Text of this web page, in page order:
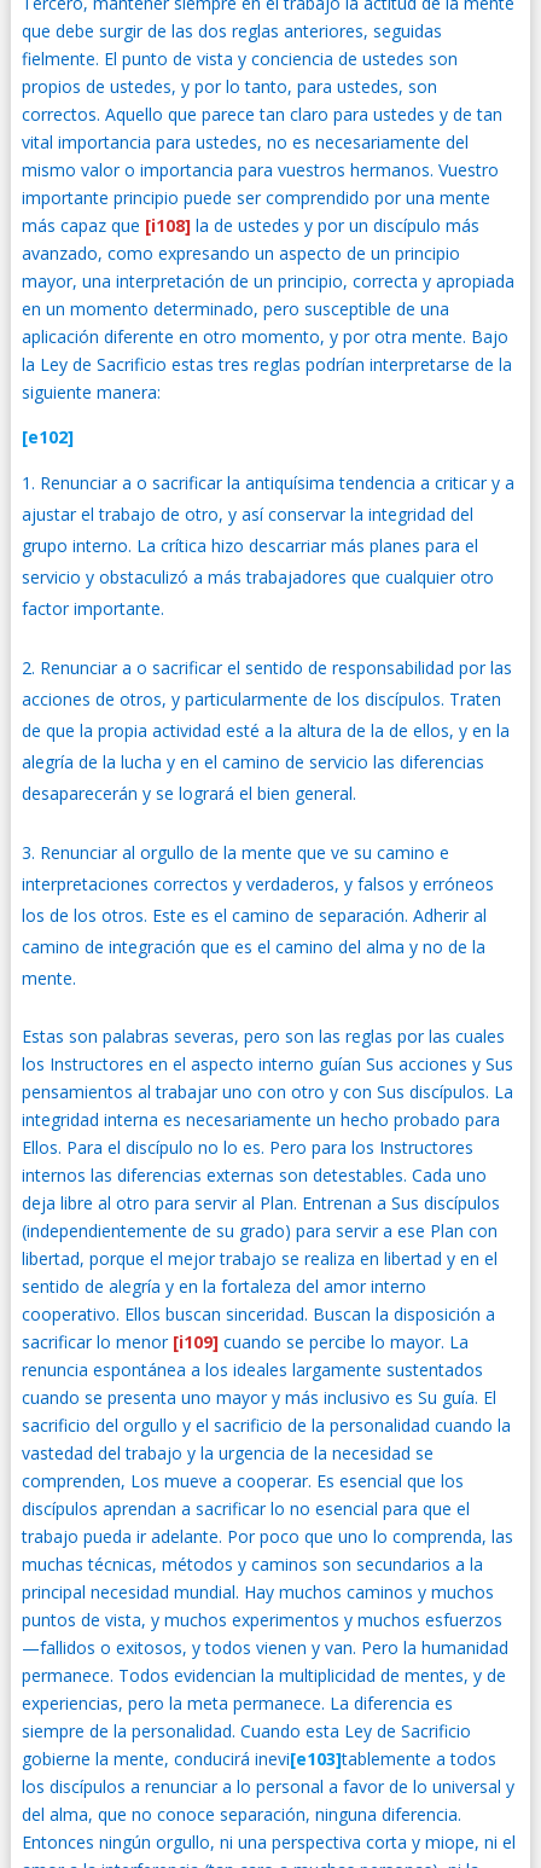
que debe surgir de las dos reglas anteriores, seguidas
fielmente. El punto de vista y conciencia de ustedes son
propios de ustedes, y por lo tanto, para ustedes, son
correctos. Aquello que parece tan claro para ustedes y de tan
vital importancia para ustedes, no es necesariamente del
mismo valor o importancia para vuestros hermanos. Vuestro
importante principio puede ser comprendido por una mente
más capaz que [i108]la de ustedes y por un discípulo más
avanzado, como expresando un aspecto de un principio
mayor, una interpretación de un principio, correcta y apropiada
en un momento determinado, pero susceptible de una
aplicación diferente en otro momento, y por otra mente. Bajo
la Ley de Sacrificio estas tres reglas podrían interpretarse de la
siguiente manera:
[e102]
Renunciar a o sacrificar la antiquísima tendencia a criticar y a
ajustar el trabajo de otro, y así conservar la integridad del
grupo interno. La crítica hizo descarriar más planes para el
servicio y obstaculizó a más trabajadores que cualquier otro
factor importante.
Renunciar a o sacrificar el sentido de responsabilidad por las
acciones de otros, y particularmente de los discípulos. Traten
de que la propia actividad esté a la altura de la de ellos, y en la
alegría de la lucha y en el camino de servicio las diferencias
desaparecerán y se logrará el bien general.
Renunciar al orgullo de la mente que ve su camino e
interpretaciones correctos y verdaderos, y falsos y erróneos
los de los otros. Este es el camino de separación. Adherir al
camino de integración que es el camino del alma y no de la
mente.
Estas son palabras severas, pero son las reglas por las cuales
los Instructores en el aspecto interno guían Sus acciones y Sus
pensamientos al trabajar uno con otro y con Sus discípulos. La
integridad interna es necesariamente un hecho probado para
Ellos. Para el discípulo no lo es. Pero para los Instructores
internos las diferencias externas son detestables. Cada uno
deja libre al otro para servir al Plan. Entrenan a Sus discípulos
(independientemente de su grado) para servir a ese Plan con
libertad, porque el mejor trabajo se realiza en libertad y en el
sentido de alegría y en la fortaleza del amor interno
cooperativo. Ellos buscan sinceridad. Buscan la disposición a
sacrificar lo menor [i109]cuando se percibe lo mayor. La
renuncia espontánea a los ideales largamente sustentados
cuando se presenta uno mayor y más inclusivo es Su guía. El
sacrificio del orgullo y el sacrificio de la personalidad cuando la
vastedad del trabajo y la urgencia de la necesidad se
comprenden, Los mueve a cooperar. Es esencial que los
discípulos aprendan a sacrificar lo no esencial para que el
trabajo pueda ir adelante. Por poco que uno lo comprenda, las
muchas técnicas, métodos y caminos son secundarios a la
principal necesidad mundial. Hay muchos caminos y muchos
puntos de vista, y muchos experimentos y muchos esfuerzos
—fallidos o exitosos, y todos vienen y van. Pero la humanidad
permanece. Todos evidencian la multiplicidad de mentes, y de
experiencias, pero la meta permanece. La diferencia es
siempre de la personalidad. Cuando esta Ley de Sacrificio
gobierne la mente, conducirá inevi[e103]tablemente a todos
los discípulos a renunciar a lo personal a favor de lo universal y
del alma, que no conoce separación, ninguna diferencia.
Entonces ningún orgullo, ni una perspectiva corta y miope, ni el